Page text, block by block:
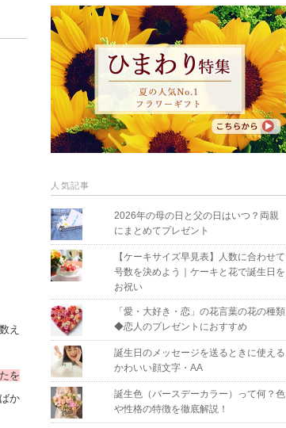
え
を
か
人気記事
2026年の母の日と父の日はいつ？両親
にまとめてプレゼント
【ケーキサイズ早見表】人数に合わせて
号数を決めよう｜ケーキと花で誕生日を
お祝い
「愛・大好き・恋」の花言葉の花の種類
◆恋人のプレゼントにおすすめ
誕生日のメッセージを送るときに使える
かわいい顔文字・AA
誕生色（バースデーカラー）って何？色
や性格の特徴を徹底解説！